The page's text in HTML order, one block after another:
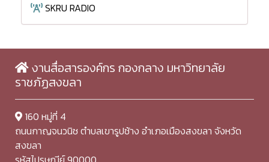
SKRU RADIO
งานสื่อสารองค์กร กองกลาง มหาวิทยาลัย
ราชภัฏสงขลา
160 หมู่ที่ 4
ถนนกาญจนวนิช ตำบลเขารูปช้าง อำเภอเมืองสงขลา จังหวัด
สงขลา